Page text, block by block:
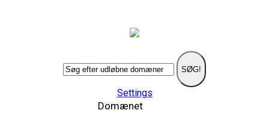
SØG!
Settings
Domænet